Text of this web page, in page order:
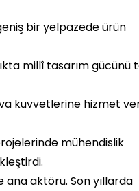
bir yelpazede ürün
millî tasarım gücünü
kuvvetlerine hizmet
mühendislik
ana aktörü. Son yıllarda